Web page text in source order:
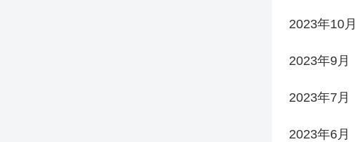
2023年10月
2023年9月
2023年7月
2023年6月